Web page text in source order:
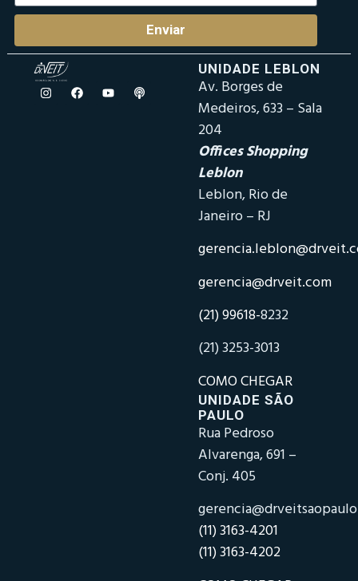
Enviar
UNIDADE LEBLON
Av. Borges de
Medeiros, 633 – Sala
204
Offices Shopping
Leblon
Leblon, Rio de
Janeiro – RJ
gerencia@drveit.com
(21) 99618-8232
(21) 3253-3013
COMO CHEGAR
UNIDADE SÃO
PAULO
Rua Pedroso
Alvarenga, 691 –
Conj. 405
(11) 3163-4201
(11) 3163-4202